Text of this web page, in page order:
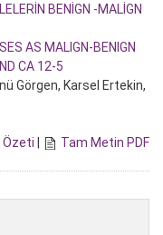
BENİGN -MALİGN
AS MALIGN-BENIGN
CA 12-5
Görgen, Karsel Ertekin,
Özeti | Tam Metin PDF